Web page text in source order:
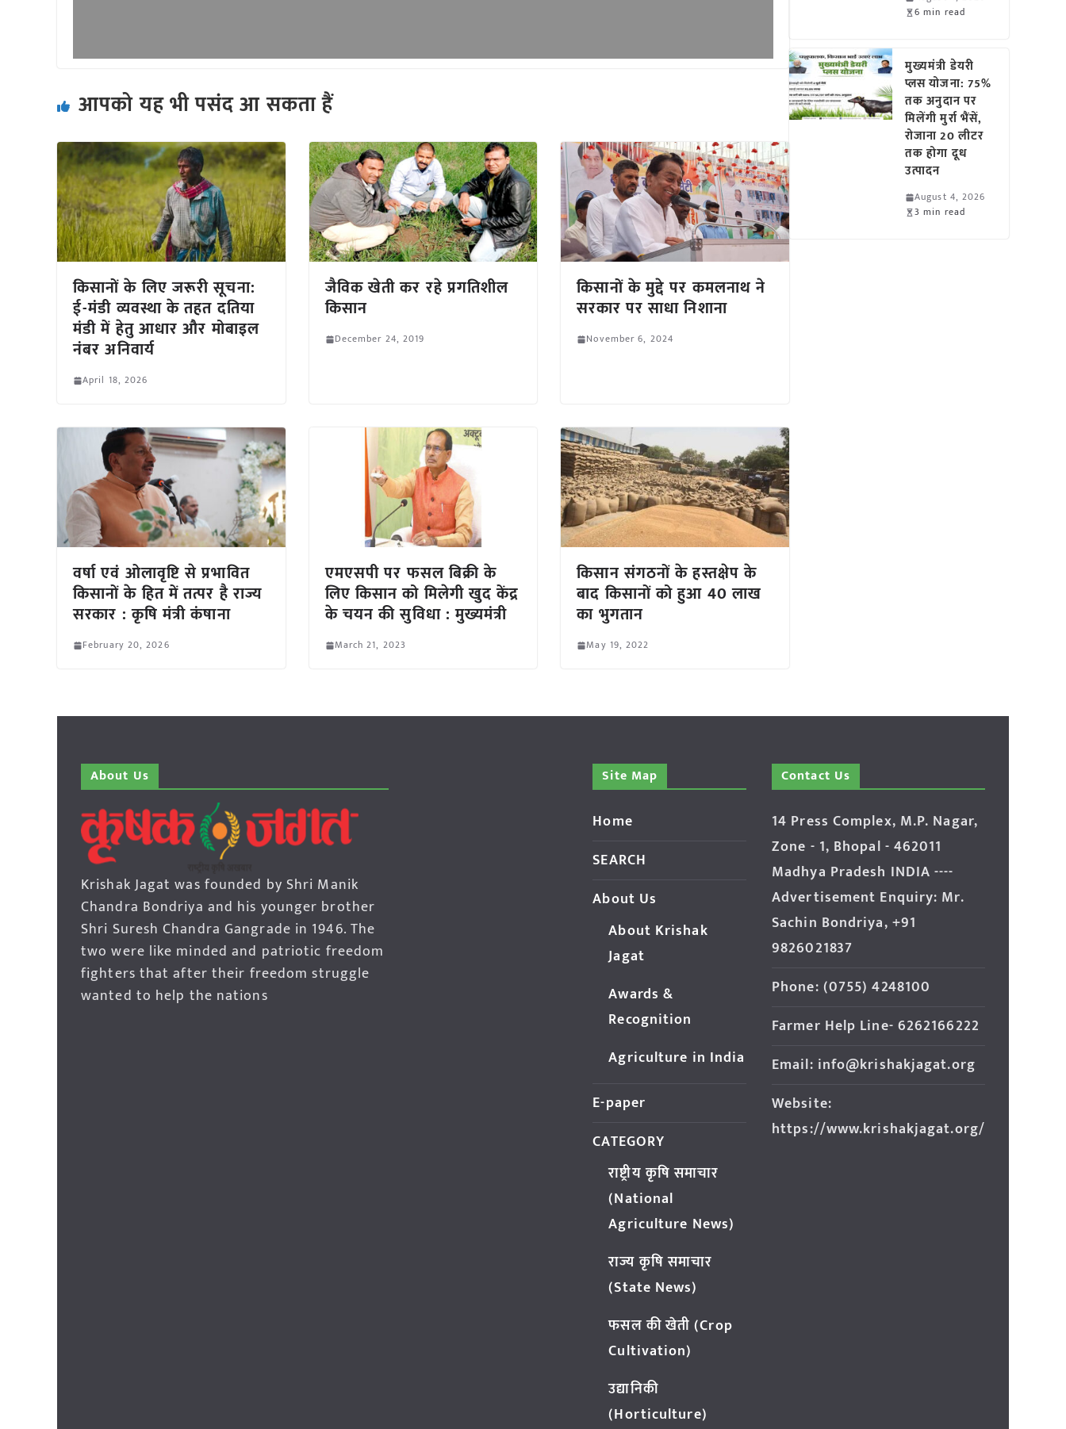
आपको यह भी पसंद आ सकता हैं
किसानों के लिए जरूरी सूचना:
ई-मंडी व्यवस्था के तहत दतिया
मंडी में हेतु आधार और मोबाइल
नंबर अनिवार्य
April 18, 2026
जैविक खेती कर रहे प्रगतिशील
किसान
December 24, 2019
किसानों के मुद्दे पर कमलनाथ ने
सरकार पर साधा निशाना
November 6, 2024
वर्षा एवं ओलावृष्टि से प्रभावित
किसानों के हित में तत्पर है राज्य
सरकार : कृषि मंत्री कंषाना
February 20, 2026
एमएसपी पर फसल बिक्री के
लिए किसान को मिलेगी खुद केंद्र
के चयन की सुविधा : मुख्यमंत्री
March 21, 2023
किसान संगठनों के हस्तक्षेप के
बाद किसानों को हुआ 40 लाख
का भुगतान
May 19, 2022
6 min read
मुख्यमंत्री डेयरी
प्लस योजना: 75%
तक अनुदान पर
मिलेंगी मुर्रा भैंसें,
रोजाना 20 लीटर
तक होगा दूध
उत्पादन
August 4, 2026
3 min read
About Us
Krishak Jagat was founded by Shri Manik
Chandra Bondriya and his younger brother
Shri Suresh Chandra Gangrade in 1946. The
two were like minded and patriotic freedom
fighters that after their freedom struggle
wanted to help the nations
Site Map
Home
SEARCH
About Us
About Krishak
Jagat
Awards &
Recognition
Agriculture in India
E-paper
CATEGORY
राष्ट्रीय कृषि समाचार
(National
Agriculture News)
राज्य कृषि समाचार
(State News)
फसल की खेती (Crop
Cultivation)
उद्यानिकी
(Horticulture)
Contact Us
14 Press Complex, M.P. Nagar,
Zone - 1, Bhopal - 462011
Madhya Pradesh INDIA ----
Advertisement Enquiry: Mr.
Sachin Bondriya, +91
9826021837
Phone: (0755) 4248100
Farmer Help Line- 6262166222
Email: info@krishakjagat.org
Website:
https://www.krishakjagat.org/